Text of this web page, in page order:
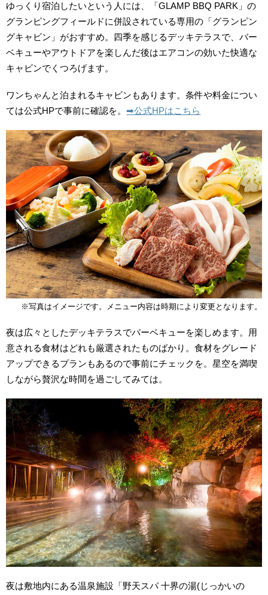
ゆっくり宿泊したいという人には、「GLAMP BBQ PARK」の
グランピングフィールドに併設されている専用の「グランピン
グキャビン」がおすすめ。四季を感じるデッキテラスで、バー
ベキューやアウトドアを楽しんだ後はエアコンの効いた快適な
キャビンでくつろげます。
ワンちゃんと泊まれるキャビンもあります。条件や料金につい
ては公式HPで事前に確認を。➡︎公式HPはこちら
※写真はイメージです。 メニュー内容は時期により変更となります。
夜は広々としたデッキテラスでバーベキューを楽しめます。用
意される食材はどれも厳選されたものばかり。食材をグレード
アップできるプランもあるので事前にチェックを。星空を満喫
しながら贅沢な時間を過ごしてみては。
夜は敷地内にある温泉施設「野天スパ 十界の湯(じっかいの